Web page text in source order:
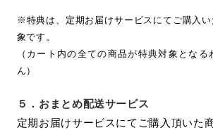
※特典は、定期お届けサービスにてご購入
象です。
（カート内の全ての商品が特典対象とな
ん）
５． おまとめ配送サービス
定期お届けサービスにてご購入頂いた